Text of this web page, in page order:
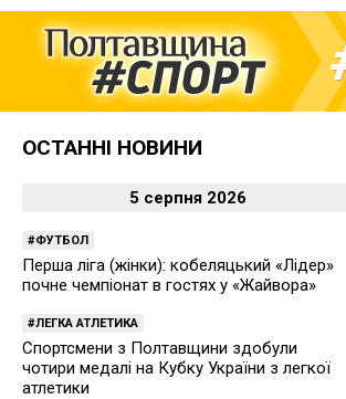
ОСТАННІ НОВИНИ
5 серпня 2026
ФУТБОЛ
Перша ліга (жінки): кобеляцький «Лідер»
почне чемпіонат в гостях у «Жайвора»
ЛЕГКА АТЛЕТИКА
Спортсмени з Полтавщини здобули
чотири медалі на Кубку України з легкої
атлетики